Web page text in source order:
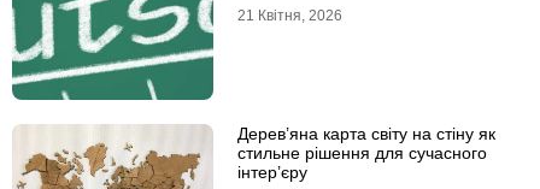
21 Квітня, 2026
Дерев’яна карта світу на стіну як
стильне рішення для сучасного
інтер’єру